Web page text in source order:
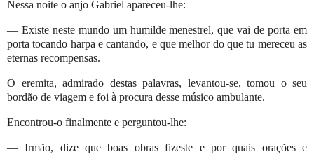
Nessa noite o anjo Gabriel apareceu-lhe:
— Existe neste mundo um humilde menestrel, que vai de porta em
porta tocando harpa e cantando, e que melhor do que tu mereceu as
eternas recompensas.
O eremita, admirado destas palavras, levantou-se, tomou o seu
bordão de viagem e foi à procura desse músico ambulante.
Encontrou-o finalmente e perguntou-lhe:
— Irmão, dize que boas obras fizeste e por quais orações e